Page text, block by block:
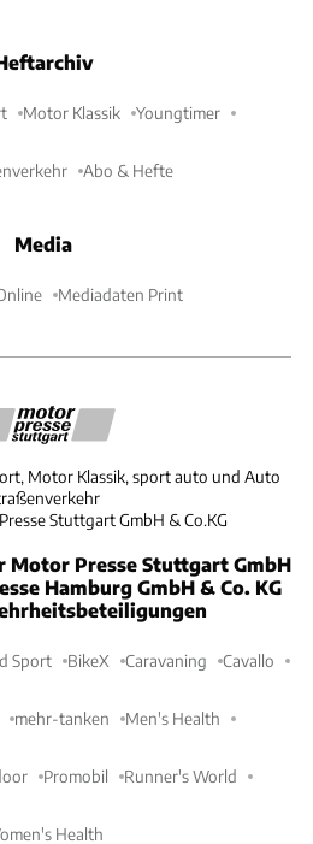
Motor Klassik Youngtimer
Abo & Hefte
Media
Mediadaten Print
Motor Klassik, sport auto und Auto
Stuttgart GmbH & Co.KG
Motor Presse Stuttgart GmbH
Hamburg GmbH & Co. KG
Sport BikeX Caravaning Cavallo
mehr-tanken Men's Health
Promobil Runner's World
Health